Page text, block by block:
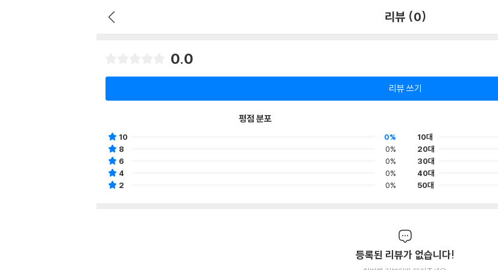
리뷰 (0)
0.0
리뷰 쓰기
평점 분포
10
0%
8
0%
6
0%
4
0%
2
0%
10대
20대
30대
40대
50대
등록된 리뷰가 없습니다!